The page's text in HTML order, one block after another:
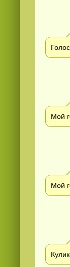
Мой
Мой